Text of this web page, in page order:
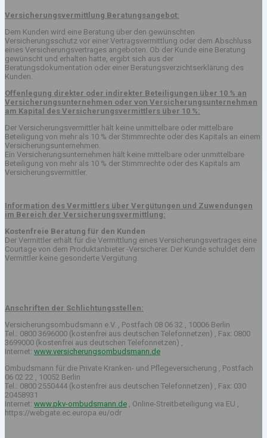
Versicherungsvermittlung Beratungsangebot:
Dem Kunden wird eine Beratung über den gewünschten
Versicherungsschutz vor einer Vertragsvermittlung oder dem Abschluss
eines Versicherungsvertrages angeboten. Ob der Kunde eine Beratung
gewünscht und erhalten hatte, ergibt sich aus der
Beratungsdokumentation oder einer Beratungsverzichtserklärung des
Kunden.
Offenlegung direkter oder indirekter Beteiligungen über 10 % an
Versicherungsunternehmen oder von Versicherungsunternehmen
am Kapital des Versicherungsvermittlers über 10 %:
Der Versicherungsvermittler hält keine unmittelbare oder mittelbare
Beteiligung von mehr als 10 % der Stimmrechte oder des Kapitals an einem
Versicherungsunternehmen.
Ein Versicherungsunternehmen hält keine mittelbare oder unmittelbare
Beteiligung von mehr als 10 % der Stimmrechte oder des Kapitals am
Versicherungsvermittler.
Information des Vermittlers über Vergütungen und Zuwendungen
im Bereich der Versicherungsvermittlung:
Kostenfreie Beratung für den Kunden
Der Vermittler erhält für die Vermittlung eines Versicherungsvertrages eine
Courtage von dem Produktanbieter -Versicherer. Der Kunde schuldet dem
Vermittler keine gesonderte Vergütung.
Anschriften der Schlichtungsstellen:
Versicherungsombudsmann e.V. , Postfach 08 06 32 , 10006 Berlin
Tel.: 0800 3696000 (kostenfrei aus deutschen Telefonnetzen) , Fax: 0800
3699000 (kostenfrei aus deutschen Telefonnetzen) ,
Internet: www.versicherungsombudsmann.de
Ombudsmann für die Private Kranken- und Pflegeversicherung , Postfach
06 02 22 , 10052 Berlin
Tel.: 0800 2550444 (kostenfrei aus deutschen Telefonnetzen) , Fax: 030
20458931
Internet: www.pkv-ombudsmann.de , Online-Streitbeteiligung via EU ,
https://webgate.ec.europa.eu/odr